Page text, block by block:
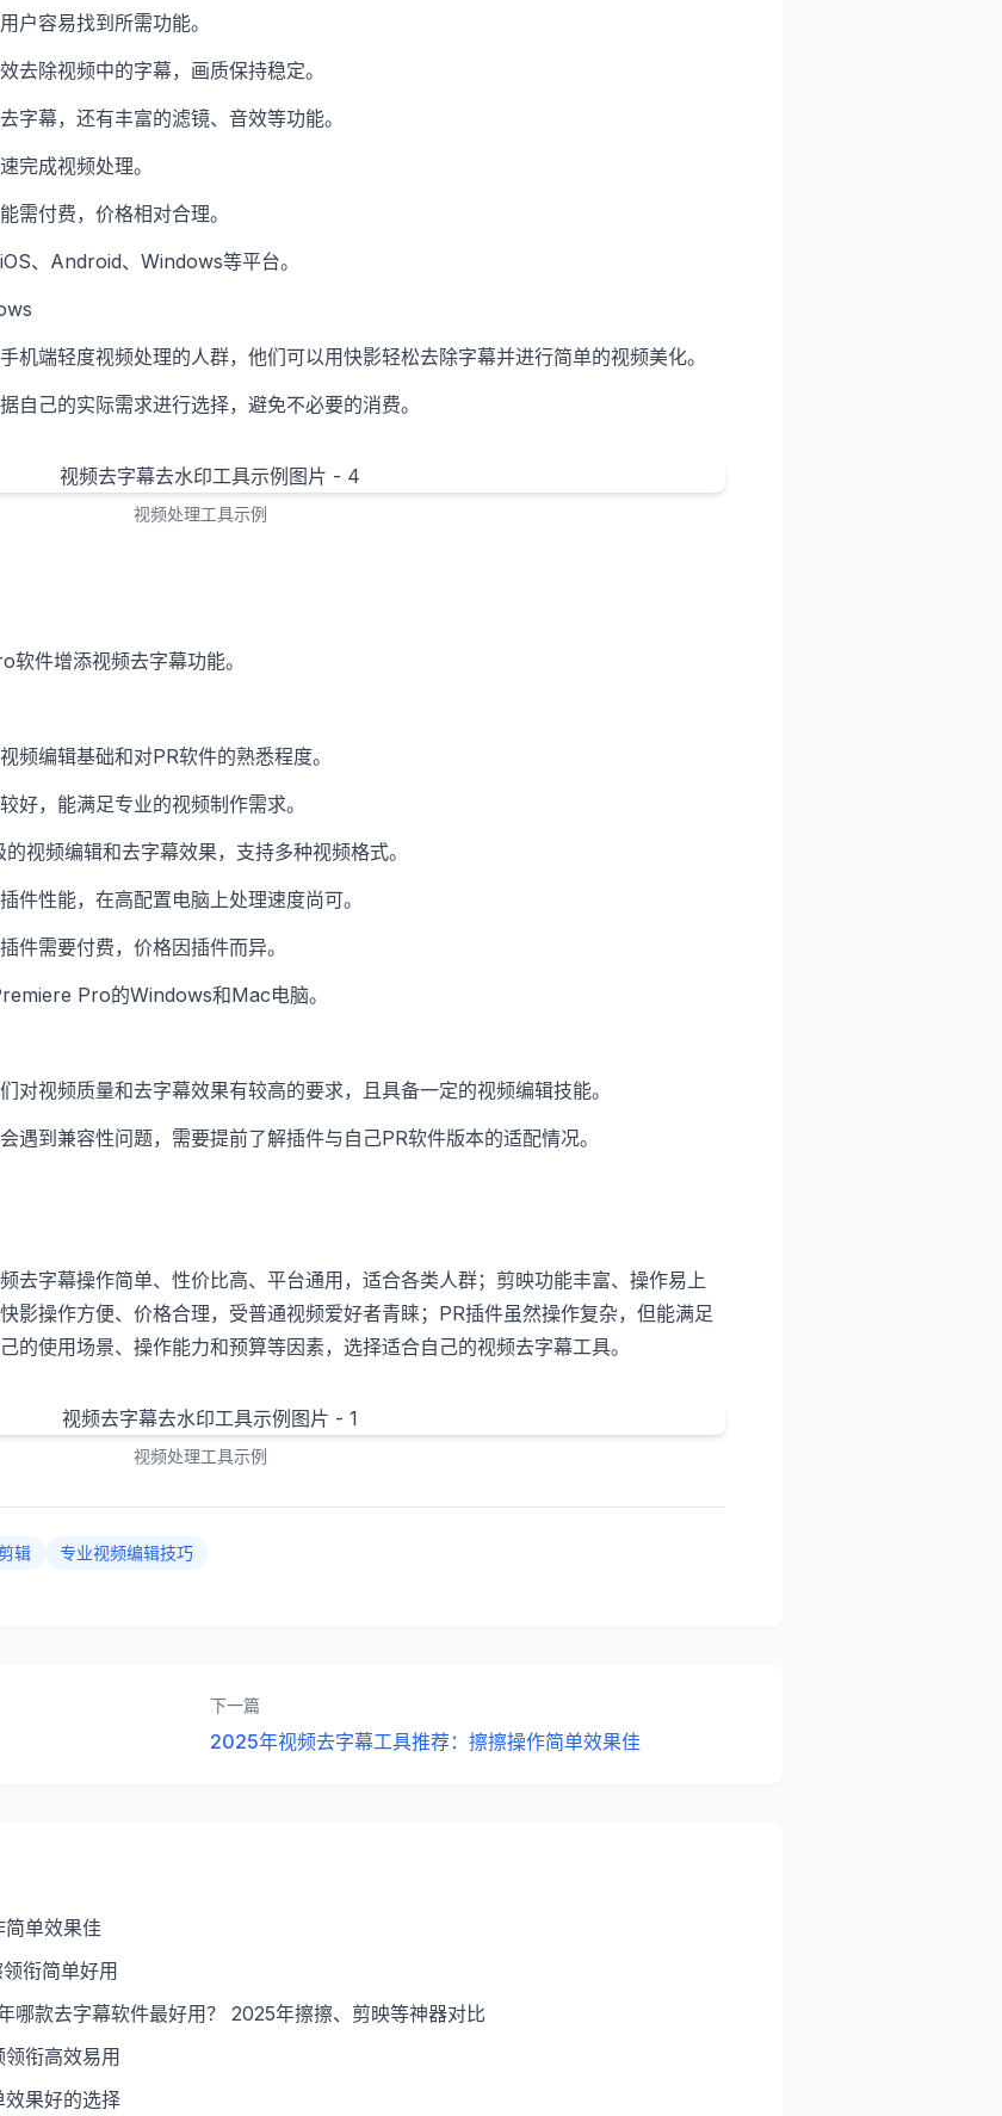
户容易找到所需功能。
去除视频中的字幕，画质保持稳定。
字幕，还有丰富的滤镜、音效等功能。
完成视频处理。
需付费，价格相对合理。
、Android、Windows等平台。
机端轻度视频处理的人群，他们可以用快影轻松去除字幕并进行简单的视频美化。
自己的实际需求进行选择，避免不必要的消费。
视频处理工具示例
件增添视频去字幕功能。
频编辑基础和对PR软件的熟悉程度。
好，能满足专业的视频制作需求。
视频编辑和去字幕效果，支持多种视频格式。
件性能，在高配置电脑上处理速度尚可。
件需要付费，价格因插件而异。
Pro的Windows和Mac电脑。
对视频质量和去字幕效果有较高的要求，且具备一定的视频编辑技能。
遇到兼容性问题，需要提前了解插件与自己PR软件版本的适配情况。
去字幕操作简单、性价比高、平台通用，适合各类人群；剪映功能丰富、操作易上
影操作方便、价格合理，受普通视频爱好者青睐；PR插件虽然操作复杂，但能满足
的使用场景、操作能力和预算等因素，选择适合自己的视频去字幕工具。
视频处理工具示例
辑 专业视频编辑技巧
下一篇
2025年视频去字幕工具推荐：擦擦操作简单效果佳
单效果佳
衔简单好用
款去字幕软件最好用？ 2025年擦擦、剪映等神器对比
衔高效易用
果好的选择